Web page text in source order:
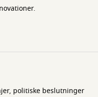
politiske beslutninger